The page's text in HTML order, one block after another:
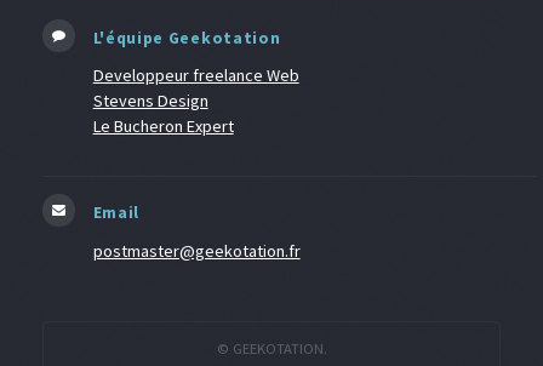
L'équipe Geekotation
Developpeur freelance Web
Stevens Design
Le Bucheron Expert
Email
postmaster@geekotation.fr
© GEEKOTATION.